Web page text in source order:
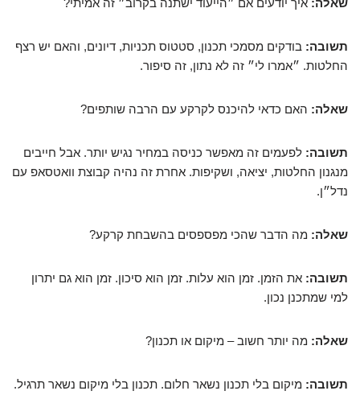
תשובה: בודקים מסמכי תכנון, סטטוס תכניות, דיונים, והאם יש רצף
החלטות. ״אמרו לי״ זה לא נתון, זה סיפור.
שאלה: האם כדאי להיכנס לקרקע עם הרבה שותפים?
תשובה: לפעמים זה מאפשר כניסה במחיר נגיש יותר. אבל חייבים
מנגנון החלטות, יציאה, ושקיפות. אחרת זה נהיה קבוצת וואטסאפ עם
נדל״ן.
שאלה: מה הדבר שהכי מפספסים בהשבחת קרקע?
תשובה: את הזמן. זמן הוא עלות. זמן הוא סיכון. זמן הוא גם יתרון
למי שמתכנן נכון.
שאלה: מה יותר חשוב – מיקום או תכנון?
תשובה: מיקום בלי תכנון נשאר חלום. תכנון בלי מיקום נשאר תרגיל.